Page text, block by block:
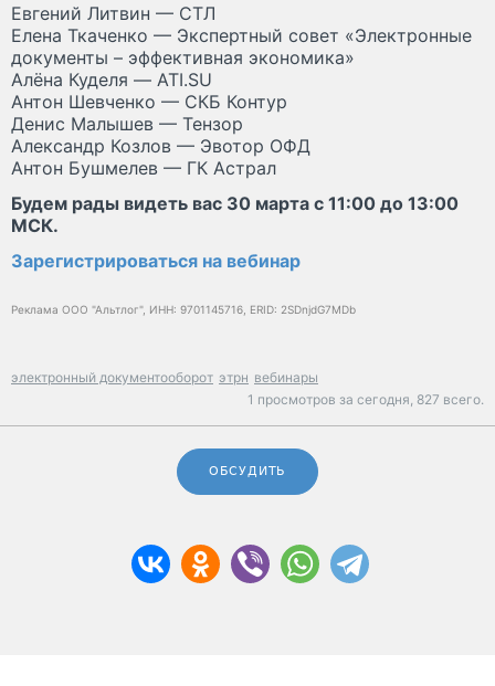
Евгений Литвин — СТЛ
Елена Ткаченко — Экспертный совет «Электронные
документы – эффективная экономика»
Алёна Куделя — ATI.SU
Антон Шевченко — СКБ Контур
Денис Малышев — Тензор
Александр Козлов — Эвотор ОФД
Антон Бушмелев — ГК Астрал
Будем рады видеть вас 30 марта с 11:00 до 13:00
МСК.
Зарегистрироваться на вебинар
Реклама ООО "Альтлог", ИНН: 9701145716, ERID: 2SDnjdG7MDb
электронный документооборот этрн вебинары
1 просмотров за сегодня, 827 всего.
ОБСУДИТЬ